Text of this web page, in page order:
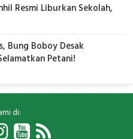
Resmi Liburkan Sekolah,
Bung Boboy Desak
Petani!
di: